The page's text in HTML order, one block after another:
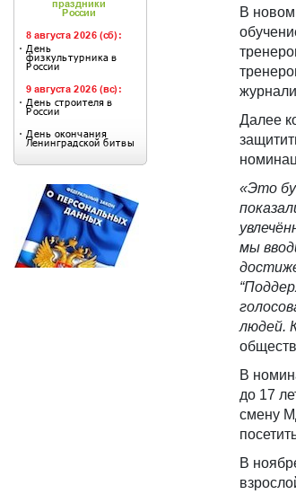
В новом
Далее
«Это
мы
людей.
В
до 17
смену
В